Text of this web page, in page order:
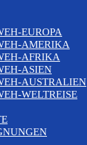
EUROPA
AMERIKA
AFRIKA
ASIEN
AUSTRALIEN
WELTREISE